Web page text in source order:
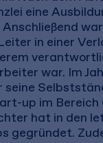
eine
in einer
war. Im
up im Bereich
hat in den
gegründet.